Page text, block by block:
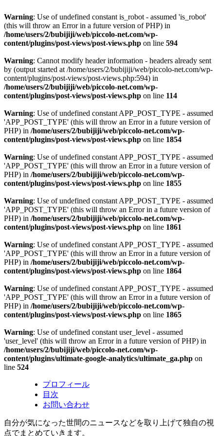
Warning: Use of undefined constant is_robot - assumed 'is_robot'
(this will throw an Error in a future version of PHP) in
/home/users/2/bubijiji/web/piccolo-net.com/wp-
content/plugins/post-views/post-views.php on line 594
Warning: Cannot modify header information - headers already sent
by (output started at /home/users/2/bubijiji/web/piccolo-net.com/wp-
content/plugins/post-views/post-views.php:594) in
/home/users/2/bubijiji/web/piccolo-net.com/wp-
content/plugins/post-views/post-views.php on line 114
Warning: Use of undefined constant APP_POST_TYPE - assumed
'APP_POST_TYPE' (this will throw an Error in a future version of
PHP) in /home/users/2/bubijiji/web/piccolo-net.com/wp-
content/plugins/post-views/post-views.php on line 1854
Warning: Use of undefined constant APP_POST_TYPE - assumed
'APP_POST_TYPE' (this will throw an Error in a future version of
PHP) in /home/users/2/bubijiji/web/piccolo-net.com/wp-
content/plugins/post-views/post-views.php on line 1855
Warning: Use of undefined constant APP_POST_TYPE - assumed
'APP_POST_TYPE' (this will throw an Error in a future version of
PHP) in /home/users/2/bubijiji/web/piccolo-net.com/wp-
content/plugins/post-views/post-views.php on line 1861
Warning: Use of undefined constant APP_POST_TYPE - assumed
'APP_POST_TYPE' (this will throw an Error in a future version of
PHP) in /home/users/2/bubijiji/web/piccolo-net.com/wp-
content/plugins/post-views/post-views.php on line 1864
Warning: Use of undefined constant APP_POST_TYPE - assumed
'APP_POST_TYPE' (this will throw an Error in a future version of
PHP) in /home/users/2/bubijiji/web/piccolo-net.com/wp-
content/plugins/post-views/post-views.php on line 1865
Warning: Use of undefined constant user_level - assumed
'user_level' (this will throw an Error in a future version of PHP) in
/home/users/2/bubijiji/web/piccolo-net.com/wp-
content/plugins/ultimate-google-analytics/ultimate_ga.php on
line 524
プロフィール
目次
お問い合わせ
自分が気になった世間のニュースなどを取り上げて独自の視
点でまとめていきます。